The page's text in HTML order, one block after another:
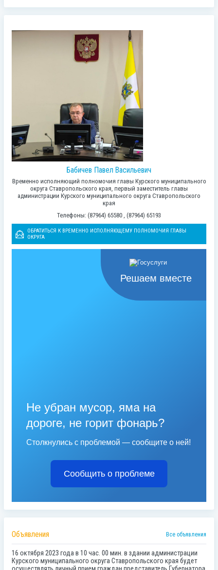
Бабичев Павел Васильевич
Временно исполняющий полномочия главы Курского муниципального
округа Ставропольского края, первый заместитель главы
администрации Курского муниципального округа Ставропольского
края
Телефоны: (87964) 65580 , (87964) 65193
ОБРАТИТЬСЯ К ВРЕМЕННО ИСПОЛНЯЮЩЕМУ ПОЛНОМОЧИЯ ГЛАВЫ
ОКРУГА
Решаем вместе
Не убран мусор, яма на
дороге, не горит фонарь?
Столкнулись с проблемой — сообщите о ней!
Сообщить о проблеме
Объявления Все объявления
16 октября 2023 года в 10 час. 00 мин. в здании администрации
Курского муниципального округа Ставропольского края будет